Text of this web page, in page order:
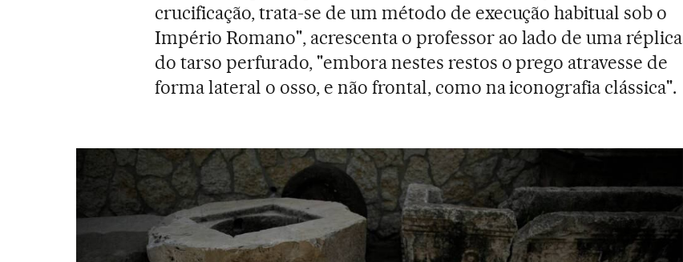
crucificação, trata-se de um método de execução habitual sob o
Império Romano", acrescenta o professor ao lado de uma réplica
do tarso perfurado, "embora nestes restos o prego atravesse de
forma lateral o osso, e não frontal, como na iconografia clássica".